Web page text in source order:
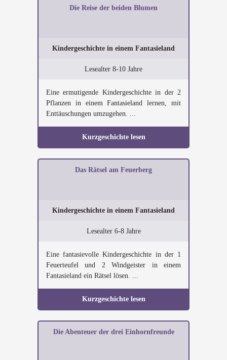
Die Reise der beiden Blumen
Kindergeschichte in einem Fantasieland
Lesealter 8-10 Jahre
Eine ermutigende Kindergeschichte in der 2
Pflanzen in einem Fantasieland lernen, mit
Enttäuschungen umzugehen. ...
Kurzgeschichte lesen
Das Rätsel am Feuerberg
Kindergeschichte in einem Fantasieland
Lesealter 6-8 Jahre
Eine fantasievolle Kindergeschichte in der 1
Feuerteufel und 2 Windgeister in einem
Fantasieland ein Rätsel lösen. ...
Kurzgeschichte lesen
Die Abenteuer der drei Einhornfreunde